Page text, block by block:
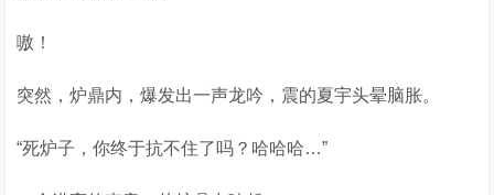
嗷！
突然，炉鼎内，爆发出一声龙吟，震的夏宇头晕脑胀。
“死炉子，你终于抗不住了吗？哈哈哈…”